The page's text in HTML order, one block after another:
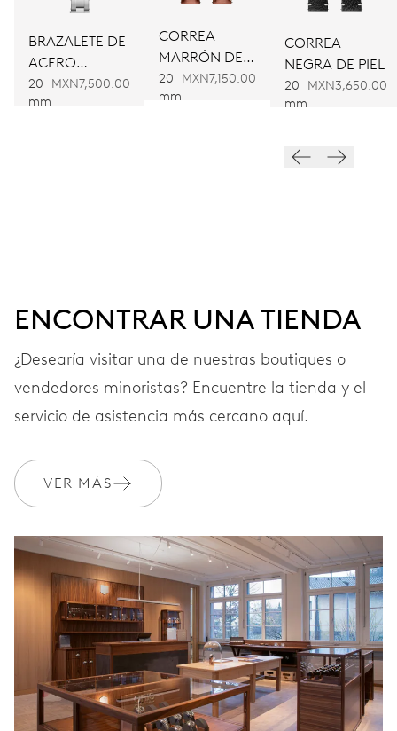
Remonte automático
FRECUENCIA
28’800 A/h, 4 Hz
EXTRAS Caja Heritage y certificado
GARANTÍA
Únete a MyOris y amplía gratis tu garantía a 3 años
MYORIS
BRAZALETE DE
ACERO
INOXIDABLE
20
mm
MXN7,500.00
CORREA
MARRÓN DE
PIEL
20
mm
MXN7,150.00
CORREA
NEGRA DE PIEL
20
mm
MXN3,650.00
ENCONTRAR UNA TIENDA
¿Desearía visitar una de nuestras boutiques o
vendedores minoristas? Encuentre la tienda y el
servicio de asistencia más cercano aquí.
VER MÁS